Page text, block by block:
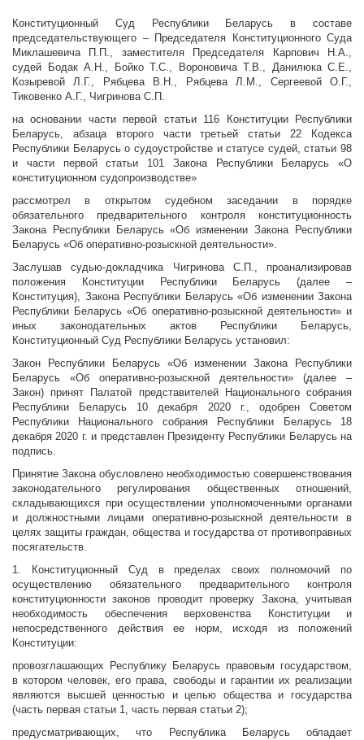
Конституционный Суд Республики Беларусь в составе
председательствующего – Председателя Конституционного Суда
Миклашевича П.П., заместителя Председателя Карпович Н.А.,
судей Бодак А.Н., Бойко Т.С., Вороновича Т.В., Данилюка С.Е.,
Козыревой Л.Г., Рябцева В.Н., Рябцева Л.М., Сергеевой О.Г.,
Тиковенко А.Г., Чигринова С.П.
на основании части первой статьи 116 Конституции Республики
Беларусь, абзаца второго части третьей статьи 22 Кодекса
Республики Беларусь о судоустройстве и статусе судей, статьи 98
и части первой статьи 101 Закона Республики Беларусь «О
конституционном судопроизводстве»
рассмотрел в открытом судебном заседании в порядке
обязательного предварительного контроля конституционность
Закона Республики Беларусь «Об изменении Закона Республики
Беларусь «Об оперативно-розыскной деятельности».
Заслушав судью-докладчика Чигринова С.П., проанализировав
положения Конституции Республики Беларусь (далее –
Конституция), Закона Республики Беларусь «Об изменении Закона
Республики Беларусь «Об оперативно-розыскной деятельности» и
иных законодательных актов Республики Беларусь,
Конституционный Суд Республики Беларусь установил:
Закон Республики Беларусь «Об изменении Закона Республики
Беларусь «Об оперативно-розыскной деятельности» (далее –
Закон) принят Палатой представителей Национального собрания
Республики Беларусь 10 декабря 2020 г., одобрен Советом
Республики Национального собрания Республики Беларусь 18
декабря 2020 г. и представлен Президенту Республики Беларусь на
подпись.
Принятие Закона обусловлено необходимостью совершенствования
законодательного регулирования общественных отношений,
складывающихся при осуществлении уполномоченными органами
и должностными лицами оперативно-розыскной деятельности в
целях защиты граждан, общества и государства от противоправных
посягательств.
1. Конституционный Суд в пределах своих полномочий по
осуществлению обязательного предварительного контроля
конституционности законов проводит проверку Закона, учитывая
необходимость обеспечения верховенства Конституции и
непосредственного действия ее норм, исходя из положений
Конституции:
провозглашающих Республику Беларусь правовым государством,
в котором человек, его права, свободы и гарантии их реализации
являются высшей ценностью и целью общества и государства
(часть первая статьи 1, часть первая статьи 2);
предусматривающих, что Республика Беларусь обладает